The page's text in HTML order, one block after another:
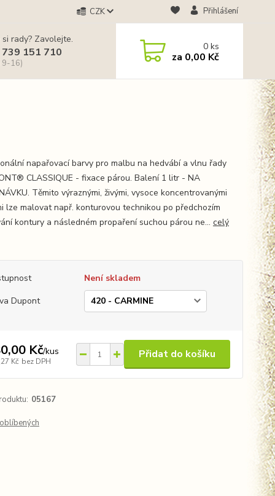
CZK Přihlášení
rady? Zavolejte.
151 710
9-16)
0ks
za 0,00 Kč
napařovací barvy pro malbu na hedvábí a vlnu řady
CLASSIQUE - fixace párou. Balení 1 litr - NA
Těmito výraznými, živými, vysoce koncentrovanými
lze malovat např. konturovou technikou po předchozím
kontury a následném propaření suchou párou ne... celý
Není skladem
Dupont
Kč/kus
Kč bez DPH
Přidat do košíku
05167